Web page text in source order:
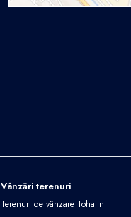
Vânzări terenuri
Terenuri de vânzare Tohatin